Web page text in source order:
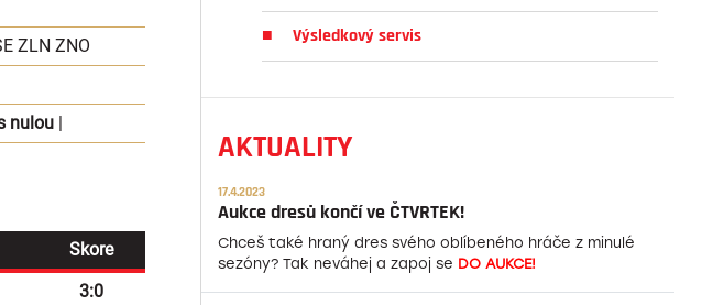
ZLN ZNO
nulou|
Skore
3:0
Výsledkový servis
AKTUALITY
17.4.2023
Aukce dresů končí ve ČTVRTEK!
Chceš také hraný dres svého oblíbeného hráče z minulé
sezóny? Tak neváhej a zapoj se DO AUKCE!